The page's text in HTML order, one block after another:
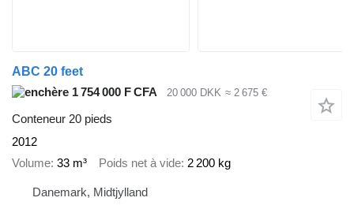
ABC 20 feet
1 754 000 F CFA
20 000 DKK ≈ 2 675 €
Conteneur 20 pieds
2012
Volume 33 m³ Poids net à vide 2 200 kg
Danemark, Midtjylland